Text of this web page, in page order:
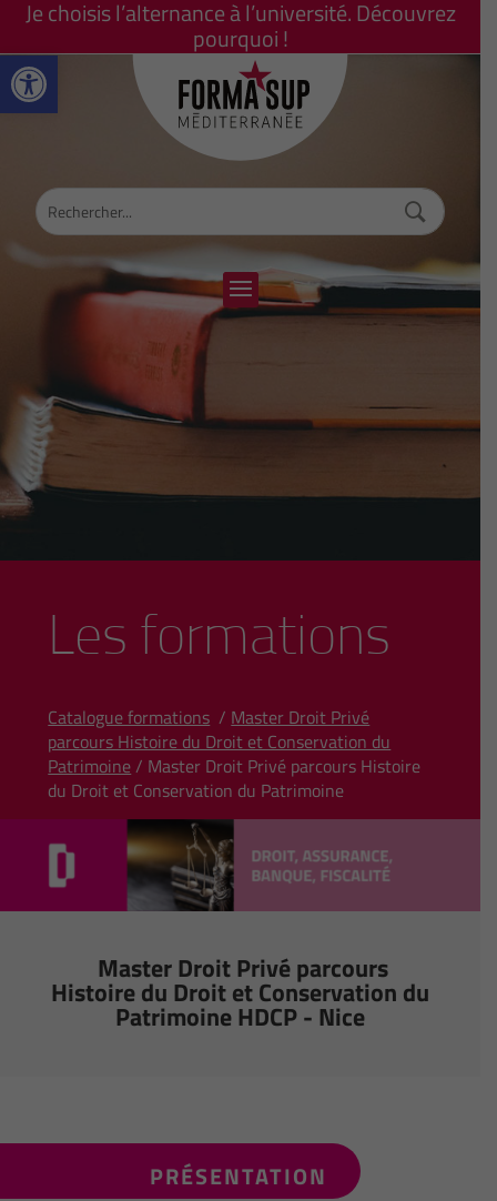
Ouvrir la barre d’outils
Je choisis l’alternance à l’université. Découvrez
pourquoi !
Les formations
Catalogue formations / Master Droit Privé
parcours Histoire du Droit et Conservation du
Patrimoine/ Master Droit Privé parcours Histoire
du Droit et Conservation du Patrimoine
Master Droit Privé parcours
Histoire du Droit et Conservation du
Patrimoine HDCP - Nice
PRÉSENTATION